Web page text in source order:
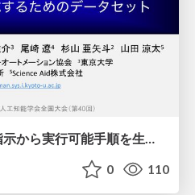
LA-Bench 2025：実験指示から 実行可能手順を生成するためのデータセット/LA-Bench 2025: A Dataset for Generating Executable Experimental Procedures from Experimental Instructions
0 110